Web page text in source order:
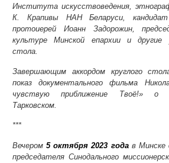
Института искусствоведения,
К. Крапивы НАН Беларуси, кандидат
протоиерей Иоанн Задорожин,
культуре Минской епархии и другие
стола.
Завершающим аккордом круглого
показ документального фильма
чувствую приближение Твоё!» о
Тарковском.
***
Вечером 5 октября 2023 года в Минске
председателя Синодального